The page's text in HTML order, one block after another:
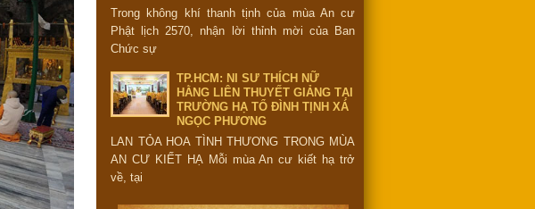
Trong không khí thanh tịnh của mùa An cư
Phật lịch 2570, nhận lời thỉnh mời của Ban
Chức sự
TP.HCM: NI SƯ THÍCH NỮ
HẰNG LIÊN THUYẾT GIẢNG TẠI
TRƯỜNG HẠ TỔ ĐÌNH TỊNH XÁ
NGỌC PHƯƠNG
LAN TỎA HOA TÌNH THƯƠNG TRONG MÙA
AN CƯ KIẾT HẠ Mỗi mùa An cư kiết hạ trở
về, tại